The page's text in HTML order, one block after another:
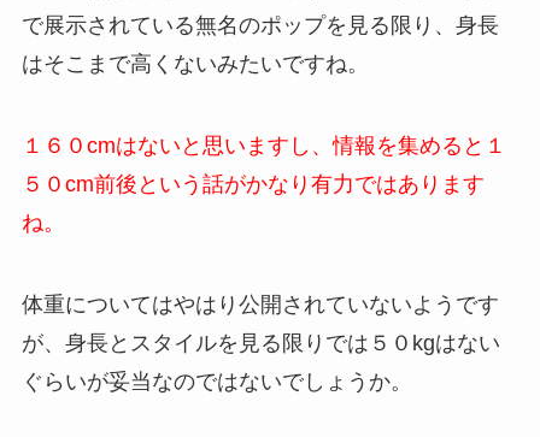
で展示されている無名のポップを見る限り、身長
はそこまで高くないみたいですね。
１６０cmはないと思いますし、情報を集めると１
５０cm前後という話がかなり有力ではあります
ね。
体重についてはやはり公開されていないようです
が、身長とスタイルを見る限りでは５０kgはない
ぐらいが妥当なのではないでしょうか。